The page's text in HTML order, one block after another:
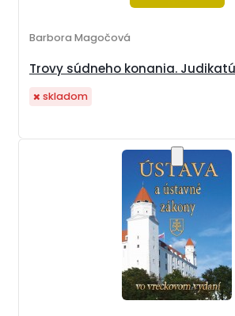
Trovy súdneho konania.
Barbora Magočová
skladom